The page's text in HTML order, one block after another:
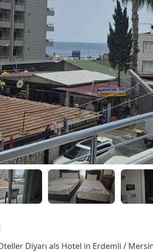
Diyarı als Hotel in Erdemli /